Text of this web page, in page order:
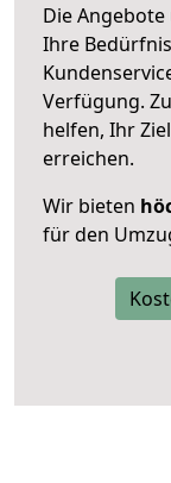
Die
Ihre
Verfügung.
helfen, Ihr Ziel
erreichen.
Wir bieten
für den